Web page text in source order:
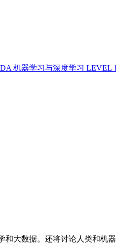
机器学习与深度学习 LEVEL
和大数据。还将讨论人类和机